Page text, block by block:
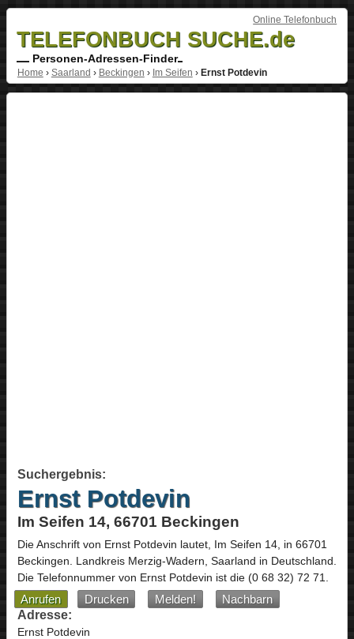
Online Telefonbuch
TELEFONBUCH SUCHE.de
Personen-Adressen-Finder
Home › Saarland › Beckingen › Im Seifen › Ernst Potdevin
Suchergebnis:
Ernst Potdevin
Im Seifen 14, 66701 Beckingen
Die Anschrift von Ernst Potdevin lautet, Im Seifen 14, in 66701
Beckingen. Landkreis Merzig-Wadern, Saarland in Deutschland.
Die Telefonnummer von Ernst Potdevin ist die (0 68 32) 72 71.
Anrufen Drucken Melden!
Nachbarn
Adresse:
Ernst Potdevin